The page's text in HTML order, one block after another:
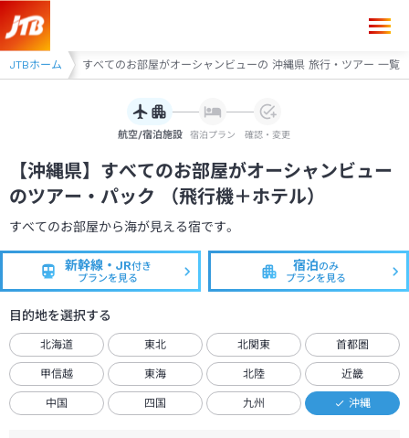
JTBホーム
沖縄県 すべてのお部屋がオーシャンビューの 沖縄県 旅行・ツアー 一覧
航空/宿泊施設 宿泊プラン 確認・変更
【沖縄県】すべてのお部屋がオーシャンビュー
のツアー・パック （飛行機＋ホテル）
すべてのお部屋から海が見える宿です。
新幹線・JR付き
プランを見る
宿泊のみ
プランを見る
目的地を選択する
北海道 東北 北関東 首都圏
甲信越 東海 北陸 近畿
中国 四国 九州 沖縄